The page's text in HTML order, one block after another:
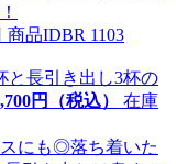
商品IDBR 1103
と長引き出し3杯の
700円（税込）
在庫